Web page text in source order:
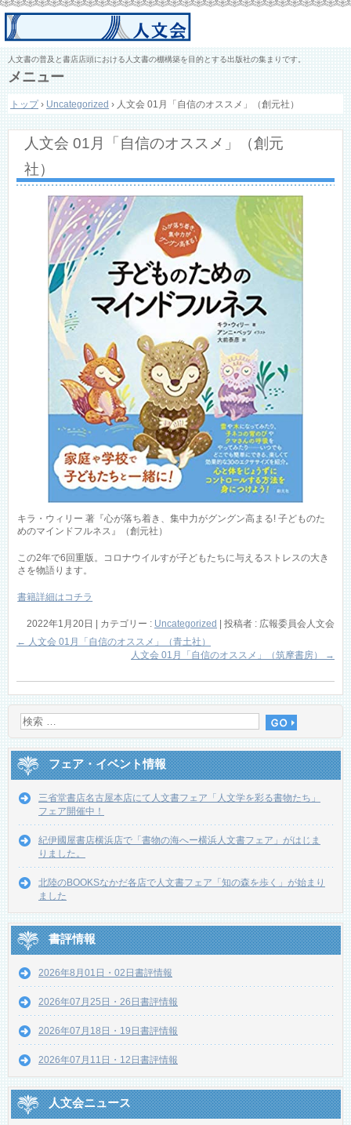
人文書の普及と書店店頭における人文書の棚構築を目的とする出版社の集まりです。
メニュー
ン
ン
キ
トップ › Uncategorized › 人文会 01月「自信のオススメ」（創元社）
人文会 01月「自信のオススメ」（創元
社）
キラ・ウィリー 著『心が落ち着き、集中力がグングン高まる! 子どものた
めのマインドフルネス』（創元社）
この2年で6回重版。コロナウイルすが子どもたちに与えるストレスの大き
さを物語ります。
書籍詳細はコチラ
2022年1月20日 | カテゴリー : Uncategorized | 投稿者 : 広報委員会人文会
← 人文会 01月「自信のオススメ」（青土社）
人文会 01月「自信のオススメ」（筑摩書房）
→
フェア・イベント情報
三省堂書店名古屋本店にて人文書フェア「人文学を彩る書物たち」
フェア開催中！
紀伊國屋書店横浜店で「書物の海へー横浜人文書フェア」がはじま
りました。
北陸のBOOKSなかだ各店で人文書フェア「知の森を歩く」が始まり
ました
書評情報
2026年8月01日・02日書評情報
2026年07月25日・26日書評情報
2026年07月18日・19日書評情報
2026年07月11日・12日書評情報
人文会ニュース